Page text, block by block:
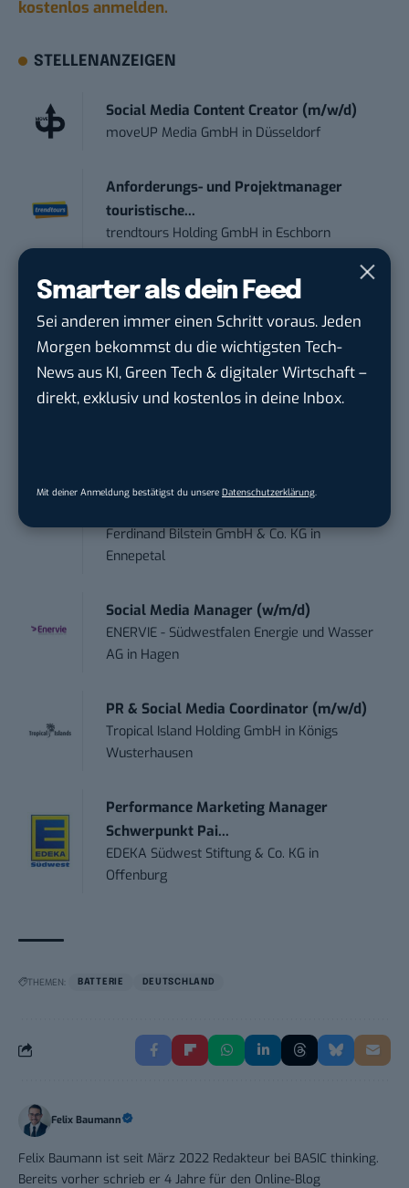
Smarter als dein Feed
Sei anderen immer einen Schritt voraus. Jeden
Morgen bekommst du die wichtigsten Tech-
News aus KI, Green Tech & digitaler Wirtschaft –
direkt, exklusiv und kostenlos in deine Inbox.
Mit deiner Anmeldung bestätigst du unsere Datenschutzerklärung.
kostenlos anmelden.
STELLENANZEIGEN
Social Media Content Creator (m/w/d)
moveUP Media GmbH in Düsseldorf
Anforderungs- und Projektmanager
touristische...
trendtours Holding GmbH in Eschborn
IT Sales & Online Marketing Manager
(m/w/...
Marketing Manager – Content
Content Marketing Specialist Product &
Ferdinand Bilstein GmbH & Co. KG in
Ennepetal
Social Media Manager (w/m/d)
ENERVIE - Südwestfalen Energie und Wasser
AG in Hagen
PR & Social Media Coordinator (m/w/d)
Tropical Island Holding GmbH in Königs
Wusterhausen
Performance Marketing Manager
Schwerpunkt Pai...
EDEKA Südwest Stiftung & Co. KG in
Offenburg
THEMEN: BATTERIE DEUTSCHLAND
Felix Baumann
Felix Baumann ist seit März 2022 Redakteur bei BASIC thinking.
Bereits vorher schrieb er 4 Jahre für den Online-Blog